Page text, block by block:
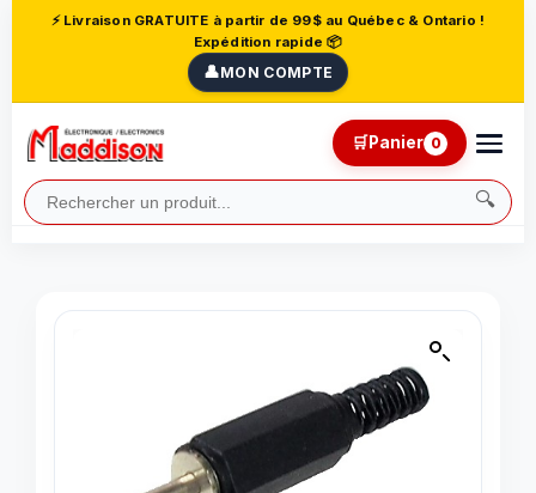
⚡ Livraison GRATUITE à partir de 99$ au Québec & Ontario !
Expédition rapide 📦
👤MON COMPTE
🔍
🛒Panier 0